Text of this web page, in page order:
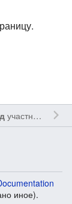
участником
иное).